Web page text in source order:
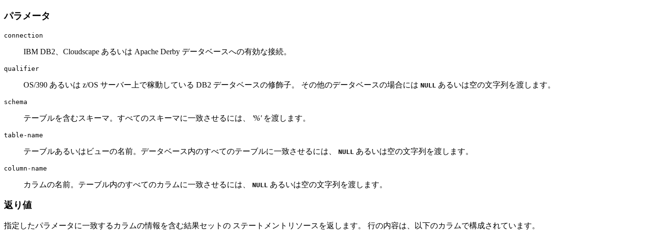
パラメータ
connection
IBM DB2、Cloudscape あるいは Apache Derby データベースへの有効な接続。
qualifier
OS/390 あるいは z/OS サーバー上で稼動している DB2 データベースの修飾子。 その他のデータベースの場合には NULL あるいは空の文字列を渡します。
schema
テーブルを含むスキーマ。すべてのスキーマに一致させるには、 '%'を渡します。
table-name
テーブルあるいはビューの名前。データベース内のすべてのテーブルに一致させるには、 NULL あるいは空の文字列を渡します。
column-name
カラムの名前。テーブル内のすべてのカラムに一致させるには、 NULL あるいは空の文字列を渡します。
返り値
指定したパラメータに一致するカラムの情報を含む結果セットの ステートメントリソースを返します。 行の内容は、以下のカラムで構成されています。